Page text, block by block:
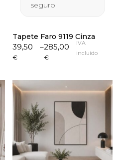
seguro
Tapete Faro 9119 Cinza
39,50
€
–285,00
€
Price
range:
285,00 €
IVA
incluído